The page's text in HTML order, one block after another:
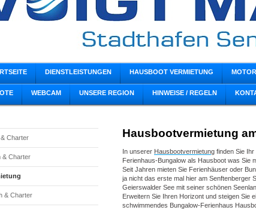
DIENSTLEISTUNGEN HAUSBOOT VERMIETUNG
WEBCAM UNSERE REGION HINWEISE / REGELN
Charter
& Charter
& Charter
Hausbootvermietung
In unserer Hausbootvermietung finden Sie
Ferienhaus-Bungalow als Hausboot was Sie
Seit Jahren mieten Sie Ferienhäuser oder
ja nicht das erste mal hier am Senftenberger
Geierswalder See mit seiner schönen
Erweitern Sie Ihren Horizont und steigen Sie
schwimmendes Bungalow-Ferienhaus